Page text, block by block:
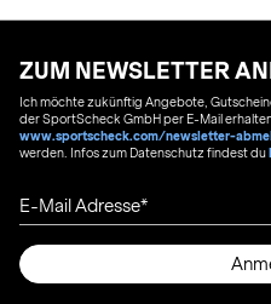
ZUM NEWSLETTER
Ich möchte zukünftig Angebote,
der SportScheck GmbH per E-Mail
www.sportscheck.com/newsletter-
werden. Infos zum Datenschutz findest du
E-Mail Adresse